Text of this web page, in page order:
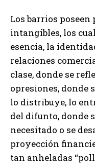
Los barrios
intangibles, los
esencia, la
relaciones
clase, donde se
opresiones, donde
lo distribuye, lo
del difunto, donde
necesitado o se
proyección
tan anheladas